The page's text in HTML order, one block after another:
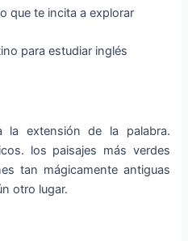
que te incita a explorar
extensión de la palabra.
los paisajes más verdes
tan mágicamente antiguas
otro lugar.